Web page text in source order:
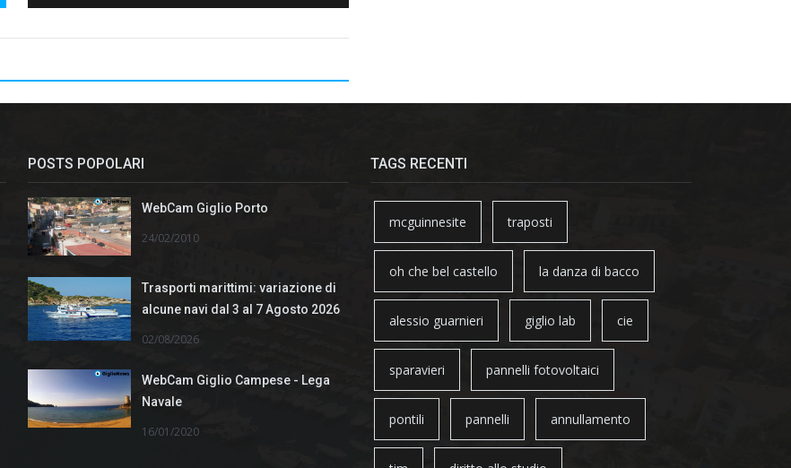
POSTS POPOLARI
WebCam Giglio Porto
24/02/2010
Trasporti marittimi: variazione di
alcune navi dal 3 al 7 Agosto 2026
02/08/2026
WebCam Giglio Campese - Lega
Navale
16/01/2020
TAGS RECENTI
mcguinnesite traposti
oh che bel castello la danza di bacco
alessio guarnieri giglio lab cie
sparavieri pannelli fotovoltaici
pontili pannelli annullamento